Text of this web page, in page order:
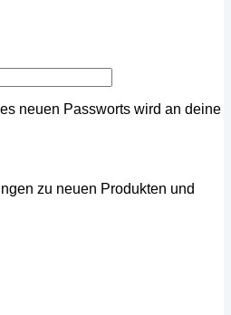
neuen Passworts wird an deine
zu neuen Produkten und